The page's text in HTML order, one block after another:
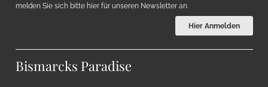
melden Sie sich bitte hier für unseren Newsletter an.
Hier Anmelden
Bismarcks Paradise